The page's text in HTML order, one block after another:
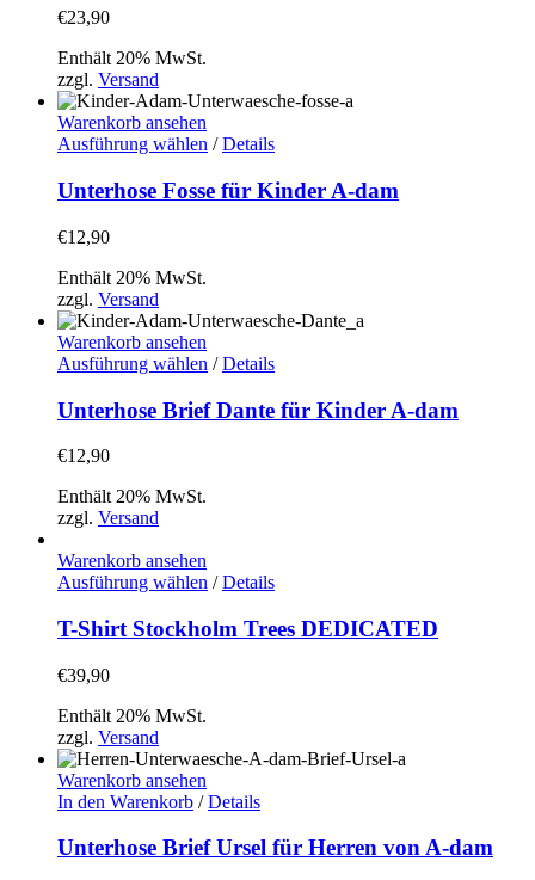
können
der
gewählt
werden
€23,90
Enthält 20% MwSt.
zzgl. Versand
Warenkorb ansehen
Ausführung wählen Dieses
weist
mehrere
können
der
Produktseite
gewählt
werden
/ Details
Unterhose Fosse für Kinder A-dam
€12,90
Enthält 20% MwSt.
zzgl. Versand
Warenkorb ansehen
Ausführung wählen Dieses
weist
mehrere
der
gewählt
werden
/ Details
Unterhose Brief Dante für Kinder A-dam
€12,90
Enthält 20% MwSt.
zzgl. Versand
Warenkorb ansehen
Ausführung wählen Dieses
weist
mehrere
können
der
Produktseite
gewählt
werden
/ Details
T-Shirt Stockholm Trees DEDICATED
€39,90
Enthält 20% MwSt.
zzgl. Versand
Warenkorb ansehen
In den Warenkorb / Details
Unterhose Brief Ursel für Herren von A-dam